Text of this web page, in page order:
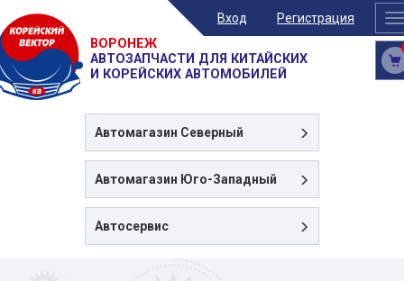
Вход Регистрация
ВОРОНЕЖ
АВТОЗАПЧАСТИ ДЛЯ КИТАЙСКИХ
И КОРЕЙСКИХ АВТОМОБИЛЕЙ
Автомагазин Северный
Автомагазин Юго-Западный
Автосервис